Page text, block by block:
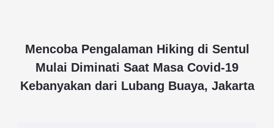
Mencoba Pengalaman Hiking di Sentul
Mulai Diminati Saat Masa Covid-19
Kebanyakan dari Lubang Buaya, Jakarta